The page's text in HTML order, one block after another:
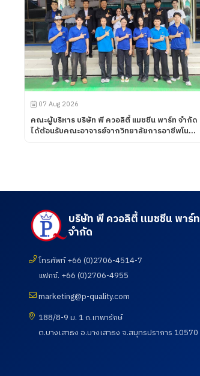
07 Aug 2026
คณะผู้บริหาร บริษัท พี ควอลิตี้ แมชชีน พาร์ท จำกัด
ได้ต้อนรับคณะอาจารย์จากวิทยาลัยการอาชีพโนน
บริษัท พี ควอลิตี้ แมชชีน พาร์ท
จำกัด
โทรศัพท์ +66 (0)2706-4514-7
แฟกซ์. +66 (0)2706-4955
marketing@p-quality.com
188/8-9 ม. 1 ถ.เทพารักษ์
ต.บางเสาธง อ.บางเสาธง จ.สมุทรปราการ 10570